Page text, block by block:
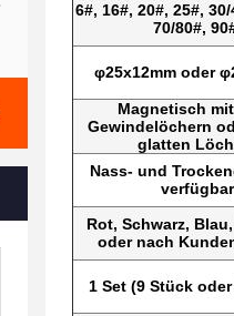
6#, 16#, 20#, 25#,
70/80#,
φ25x12mm oder
Magnetisch
Gewindelöchern
glatten
Nass- und
verfügbar
Rot, Schwarz,
oder nach
1 Set (9 Stück